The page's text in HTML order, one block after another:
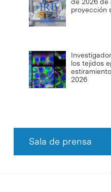
proyección
los tejidos
2026
Sala de prensa